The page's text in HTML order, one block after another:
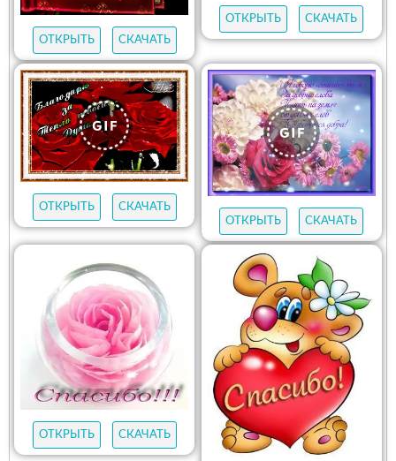
ОТКРЫТЬ СКАЧАТЬ
ОТКРЫТЬ СКАЧАТЬ
ОТКРЫТЬ
СКАЧАТЬ
ОТКРЫТЬ
СКАЧАТЬ
ОТКРЫТЬ СКАЧАТЬ